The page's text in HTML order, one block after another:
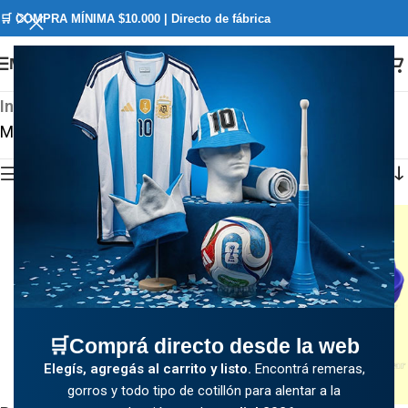
🛒Comprá directo desde la web
Elegís, agregás al carrito y listo. Encontrá remeras,
gorros y todo tipo de cotillón para alentar a la
🛒 COMPRA MÍNIMA $10.000 | Directo de fábrica
Menú
Inicio Tienda /Calzado/ Zuecos Gomones
Mostrando los 2 resultados
Ver Categorías